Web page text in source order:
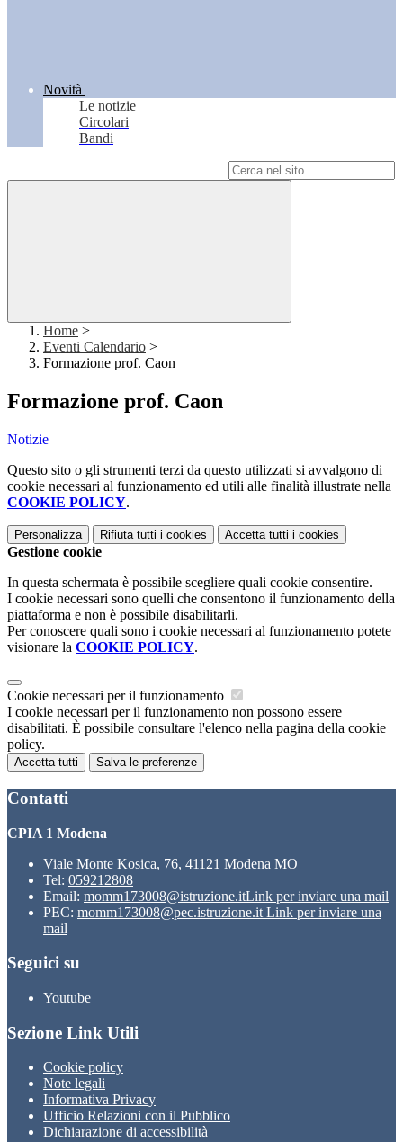
Novità
Le notizie
Circolari
Bandi
Home >
Eventi Calendario >
Formazione prof. Caon
Formazione prof. Caon
Notizie
Questo sito o gli strumenti terzi da questo utilizzati si avvalgono di
cookie necessari al funzionamento ed utili alle finalità illustrate nella
COOKIE POLICY.
Personalizza Rifiuta tutti i cookies Accetta tutti i cookies
Gestione cookie
In questa schermata è possibile scegliere quali cookie consentire.
I cookie necessari sono quelli che consentono il funzionamento della
piattaforma e non è possibile disabilitarli.
Per conoscere quali sono i cookie necessari al funzionamento potete
visionare la COOKIE POLICY.
Cookie necessari per il funzionamento
I cookie necessari per il funzionamento non possono essere
disabilitati. È possibile consultare l'elenco nella pagina della cookie
policy.
Accetta tutti Salva le preferenze
Contatti
CPIA 1 Modena
Viale Monte Kosica, 76, 41121 Modena MO
Tel: 059212808
Email: momm173008@istruzione.itLink per inviare una mail
PEC: momm173008@pec.istruzione.it Link per inviare una
mail
Seguici su
Youtube
Sezione Link Utili
Cookie policy
Note legali
Informativa Privacy
Ufficio Relazioni con il Pubblico
Dichiarazione di accessibilità